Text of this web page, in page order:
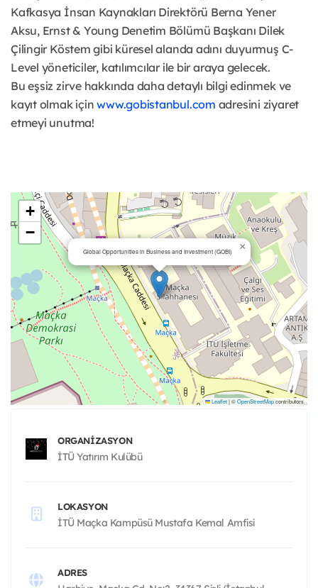
Kafkasya İnsan Kaynakları Direktörü Berna Yener
Aksu, Ernst & Young Denetim Bölümü Başkanı Dilek
Çilingir Köstem gibi küresel alanda adını duyurmuş C-
Level yöneticiler, katılımcılar ile bir araya gelecek.
Bu eşsiz zirve hakkında daha detaylı bilgi edinmek ve
kayıt olmak içinwww.gobistanbul.com adresini ziyaret
etmeyi unutma!
Global Opportunities in Business and Investment (GOBI) ×
+
−
Leaflet|©OpenStreetMapcontributors
ORGANIZASYON
İTÜ Yatırım Kulübü
LOKASYON
İTÜ Maçka Kampüsü Mustafa Kemal Amfisi
ADRES